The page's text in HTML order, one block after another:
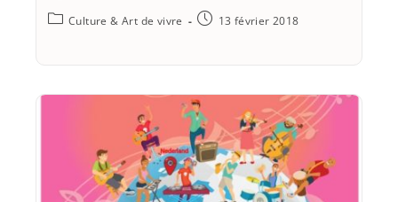
Culture & Art de vivre 13 février 2018